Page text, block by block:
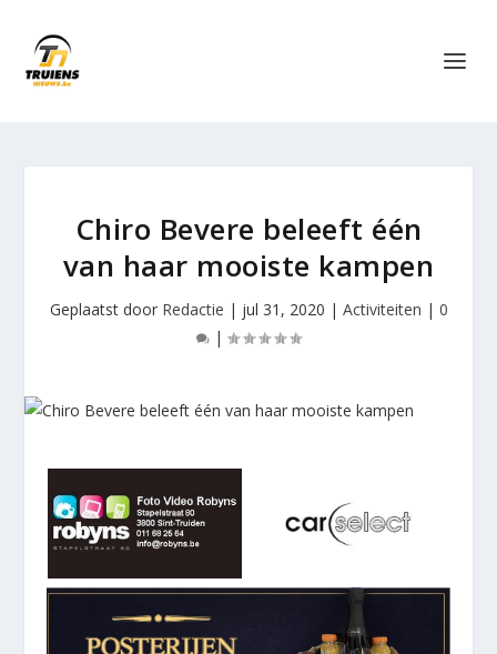
Chiro Bevere beleeft één
van haar mooiste kampen
Geplaatst door Redactie | jul 31, 2020 | Activiteiten | 0
|